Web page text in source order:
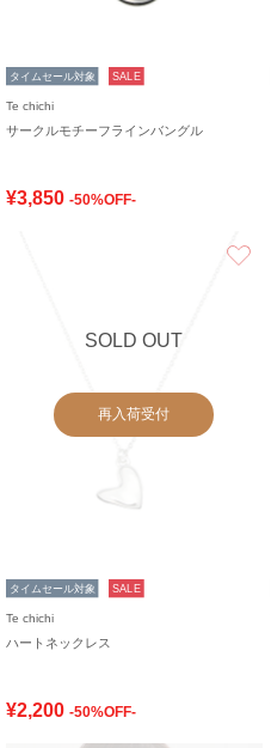
タイムセール対象 SALE
Te chichi
サークルモチーフラインバングル
¥3,850 -50%OFF-
SOLD OUT
再入荷受付
タイムセール対象 SALE
Te chichi
ハートネックレス
¥2,200 -50%OFF-